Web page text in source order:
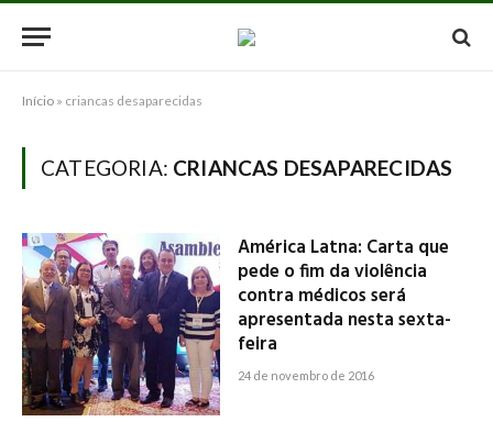
Início » criancas desaparecidas
CATEGORIA: CRIANCAS DESAPARECIDAS
América Latna: Carta que
pede o fim da violência
contra médicos será
apresentada nesta sexta-
feira
24 de novembro de 2016